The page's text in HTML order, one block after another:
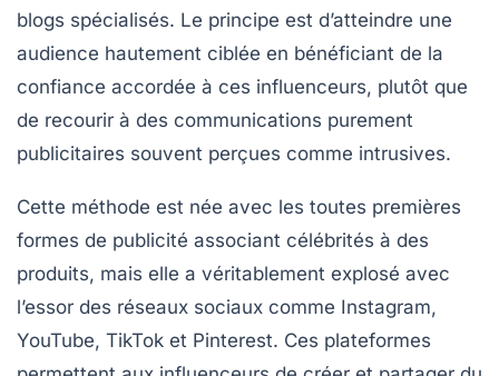
blogs spécialisés. Le principe est d’atteindre une
audience hautement ciblée en bénéficiant de la
confiance accordée à ces influenceurs, plutôt que
de recourir à des communications purement
publicitaires souvent perçues comme intrusives.
Cette méthode est née avec les toutes premières
formes de publicité associant célébrités à des
produits, mais elle a véritablement explosé avec
l’essor des réseaux sociaux comme Instagram,
YouTube, TikTok et Pinterest. Ces plateformes